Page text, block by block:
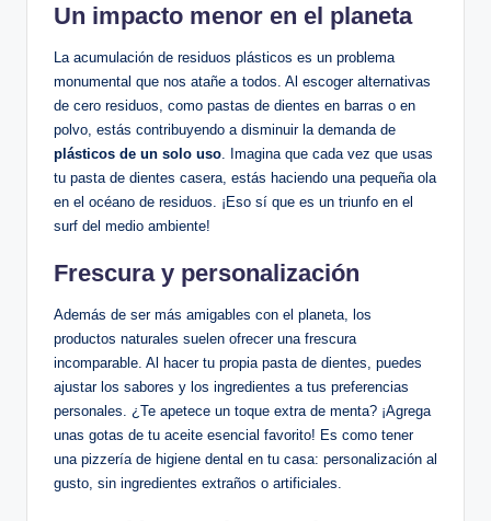
Un impacto menor en el planeta
La acumulación de residuos plásticos es un problema
monumental que nos atañe a todos. Al escoger alternativas
de cero residuos, como pastas de dientes en barras o en
polvo, estás contribuyendo a disminuir la demanda de
plásticos de un solo uso . Imagina que cada vez que usas
tu pasta de dientes casera, estás haciendo una pequeña ola
en el océano de residuos. ¡Eso sí que es un triunfo en el
surf del medio ambiente!
Frescura y personalización
Además de ser más amigables con el planeta, los
productos naturales suelen ofrecer una frescura
incomparable. Al hacer tu propia pasta de dientes, puedes
ajustar los sabores y los ingredientes a tus preferencias
personales. ¿Te apetece un toque extra de menta? ¡Agrega
unas gotas de tu aceite esencial favorito! Es como tener
una pizzería de higiene dental en tu casa: personalización al
gusto, sin ingredientes extraños o artificiales.